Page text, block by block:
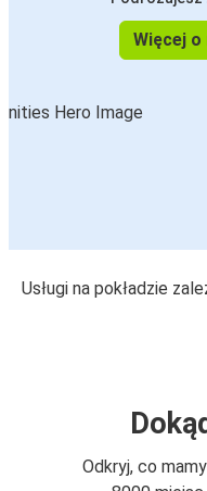
Więcej o
Usługi na pokładzie
Odkryj, co